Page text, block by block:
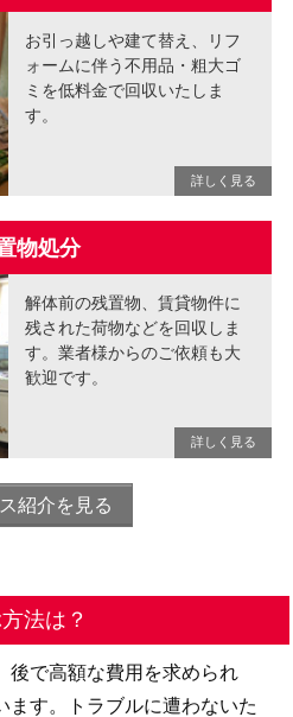
お引っ越しや建て替え、リフ
ォームに伴う不用品・粗大ゴ
ミを低料金で回収いたしま
す。
物処分
解体前の残置物、賃貸物件に
残された荷物などを回収しま
す。業者様からのご依頼も大
歓迎です。
紹介を見る
法は？
後で高額な費用を求められ
ます。トラブルに遭わないた